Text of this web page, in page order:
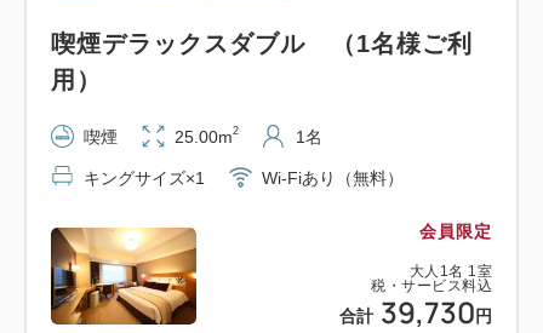
会員限定
大人 1 名 1 室
税・サービス料込
合計 39,730 円
喫煙デラックスダブル （1名様ご利
用）
喫煙 25.00m2 1名
キングサイズ×1 Wi-Fiあり（無料）